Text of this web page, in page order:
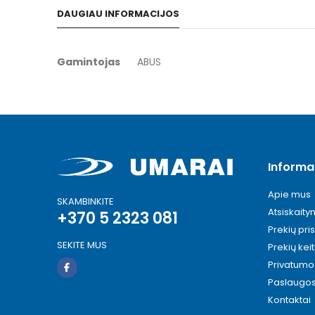
the
of
DAUGIAU INFORMACIJOS
Daugiau
Gamintojas ABUS
SKAMBINKITE
+370 5 2323 081
SEKITE MUS
Apie mus
Prekių
Prekių
Paslaugos
Kontaktai